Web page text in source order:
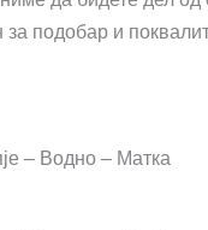
подобар и
– Водно – Матка